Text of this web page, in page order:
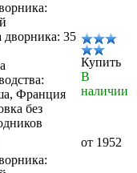
дворника: 35
Франция
без
Купить
В
наличии
от 1952